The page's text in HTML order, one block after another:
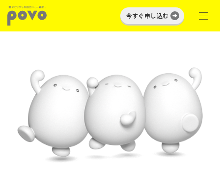
今すぐ申し込む